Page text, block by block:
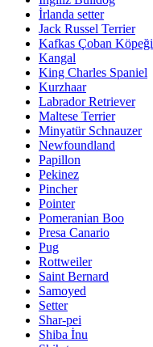
İrlanda setter
Jack Russel Terrier
Kafkas Çoban Köpeği
Kangal
King Charles Spaniel
Kurzhaar
Labrador Retriever
Maltese Terrier
Minyatür Schnauzer
Newfoundland
Papillon
Pekinez
Pincher
Pointer
Pomeranian Boo
Presa Canario
Pug
Rottweiler
Saint Bernard
Samoyed
Setter
Shar-pei
Shiba İnu